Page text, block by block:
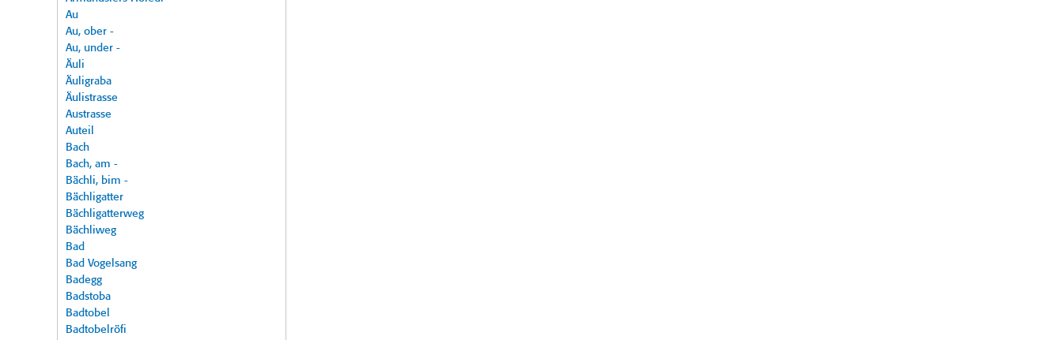
Au
Au, ober -
Au, under -
Äuli
Äuligraba
Äulistrasse
Austrasse
Auteil
Bach
Bach, am -
Bächli, bim -
Bächligatter
Bächligatterweg
Bächliweg
Bad
Bad Vogelsang
Badegg
Badstoba
Badtobel
Badtobelröfi